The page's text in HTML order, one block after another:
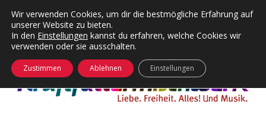
Kategorien
Menü
24 Hours Chilling
Die Wende
KFMW-Disco
Dates
öffnen
Wir verwenden Cookies, um dir die bestmögliche Erfahrung auf
unserer Website zu bieten.
In den Einstellungen kannst du erfahren, welche Cookies wir
verwenden oder sie ausschalten.
Zustimmen Ablehnen Einstellungen